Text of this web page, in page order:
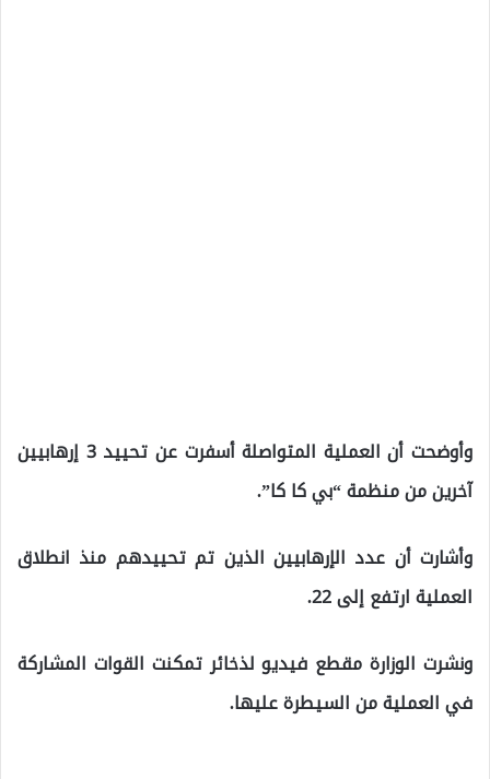
وأوضحت أن العملية المتواصلة أسفرت عن تحييد 3 إرهابيين
آخرين من منظمة “بي كا كا”.
وأشارت أن عدد الإرهابيين الذين تم تحييدهم منذ انطلاق
العملية ارتفع إلى 22.
ونشرت الوزارة مقطع فيديو لذخائر تمكنت القوات المشاركة
في العملية من السيطرة عليها.